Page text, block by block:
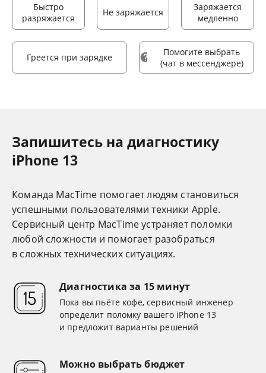
Быстро
разряжается
Не заряжается
Заряжается
медленно
Греется при зарядке
Помогите выбрать
(чат в мессенджере)
Запишитесь на диагностику
iPhone 13
Команда MacTime помогает людям становиться
успешными пользователями техники Apple.
Cервисный центр MacTime устраняет поломки
любой сложности и помогает разобраться
в сложных технических ситуациях.
Диагностика за 15 минут
Пока вы пьёте кофе, сервисный инженер
определит поломку вашего iPhone 13
и предложит варианты решений
Можно выбрать бюджет